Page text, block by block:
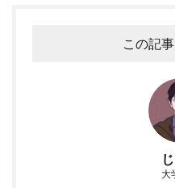
なん
しっかりフィットさせないと
この記
大